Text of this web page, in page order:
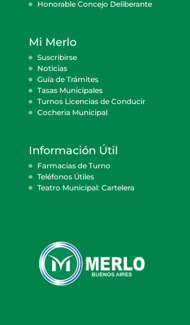
Honorable Concejo Deliberante
Mi Merlo
Suscribirse
Noticias
Guía de Trámites
Tasas Municipales
Turnos Licencias de Conducir
Cocheria Municipal
Información Útil
Farmacias de Turno
Teléfonos Útiles
Teatro Municipal: Cartelera